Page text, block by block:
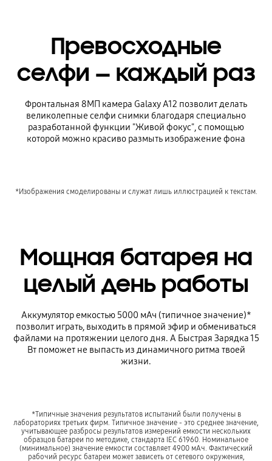
Превосходные
селфи — каждый раз
Фронтальная 8МП камера Galaxy A12 позволит делать
великолепные селфи снимки благодаря специально
разработанной функции "Живой фокус", с помощью
которой можно красиво размыть изображение фона
*Изображения смоделированы и служат лишь иллюстрацией к текстам.
Мощная батарея на
целый день работы
Аккумулятор емкостью 5000 мАч (типичное значение)*
позволит играть, выходить в прямой эфир и обмениваться
файлами на протяжении целого дня. А Быстрая Зарядка 15
Вт поможет не выпасть из динамичного ритма твоей
жизни.
*Типичные значения результатов испытаний были получены в
лабораториях третьих фирм. Типичное значение - это среднее значение,
учитывающее разбросы результатов измерений емкости нескольких
образцов батареи по методике, стандарта IEC 61960. Номинальное
(минимальное) значение емкости составляет 4900 мАч. Фактический
рабочий ресурс батареи может зависеть от сетевого окружения,